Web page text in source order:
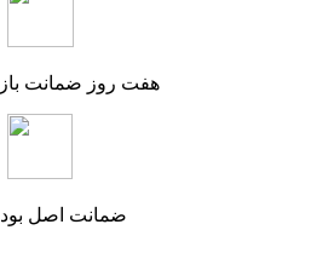
هفت روز ضمانت
ضمانت اصل